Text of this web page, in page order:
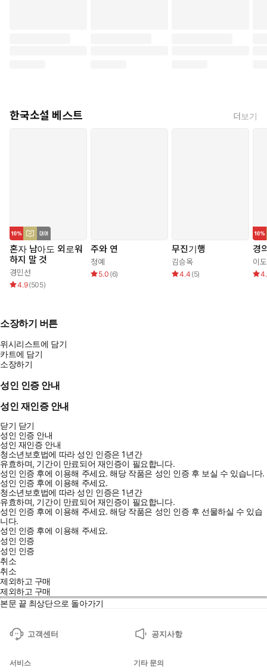
지막 의무였다.
- 정유정, <진이, 지니>, 은행나무, 2019, 페이퍼프로 E_BOOK , 372쪽.
한국소설 베스트 더보기
혼자 남아도 외로워
하지 말 것
경민선
4.9(505)
주와 연
청예
5.0 (6)
무진기행
김승옥
4.4 (5)
경
이
소장하기 버튼
위시리스트에 담기
카트에 담기
소장하기
성인 인증 안내
성인 재인증 안내
닫기 닫기
성인 인증 안내
성인 재인증 안내
청소년보호법에 따라 성인 인증은 1년간
유효하며, 기간이 만료되어 재인증이 필요합니다.
성인 인증 후에 이용해 주세요.해당 작품은 성인 인증 후 보실 수 있습니다.
성인 인증 후에 이용해 주세요.
청소년보호법에 따라 성인 인증은 1년간
유효하며, 기간이 만료되어 재인증이 필요합니다.
성인 인증 후에 이용해 주세요.해당 작품은 성인 인증 후 선물하실 수 있습
니다.
성인 인증 후에 이용해 주세요.
성인 인증
성인 인증
취소
취소
제외하고 구매
제외하고 구매
본문 끝 최상단으로 돌아가기
고객센터 공지사항
서비스
기타 문의